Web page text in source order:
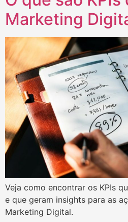
Marketing
Veja como encontrar os KPIs
e que geram insights para as
Marketing Digital.